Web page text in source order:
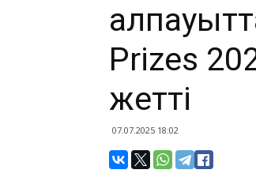
Prizes
жетті
07.07.2025 18:02